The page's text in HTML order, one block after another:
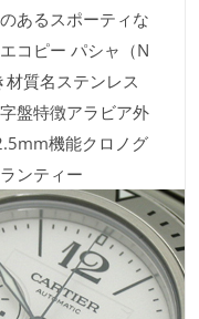
あるスポーティな
コピー パシャ（N
質名ステンレス
盤特徴アラビア外
機能クロノグ
ンティー